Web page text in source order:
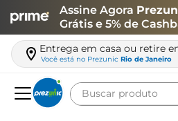
Assine Agora
Grátis e 5% de
Entrega em casa ou retire
Você está no Prezunic Rio de Janeiro
Buscar produto